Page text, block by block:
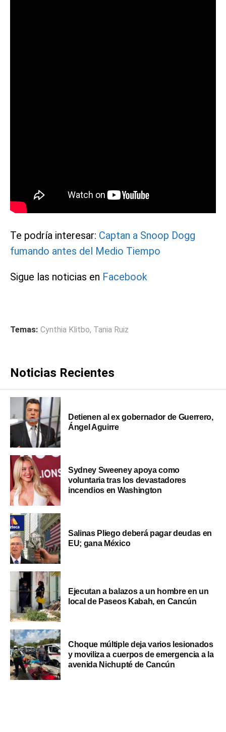
Te podría interesar: Captan a Snoop Dogg
fumando antes del Medio Tiempo
Sigue las noticias en Facebook
Temas: Cynthia Klitbo, Tania Ruiz
Noticias Recientes
Detienen al ex gobernador de Guerrero,
Ángel Aguirre
Sydney Sweeney apoya como
voluntaria tras los devastadores
incendios en Washington
Salinas Pliego deberá pagar deudas en
EU; gana México
Ejecutan a balazos a un hombre en un
local de Paseos Kabah, en Cancún
Choque múltiple deja varios lesionados
y moviliza a cuerpos de emergencia a la
avenida Nichupté de Cancún